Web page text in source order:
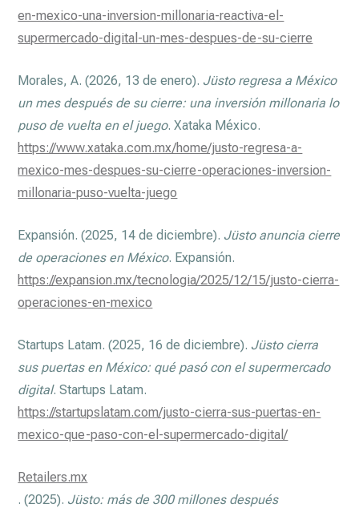
en-mexico-una-inversion-millonaria-reactiva-el-
supermercado-digital-un-mes-despues-de-su-cierre
Morales, A. (2026, 13 de enero). Jüsto regresa a México
un mes después de su cierre: una inversión millonaria lo
puso de vuelta en el juego. Xataka México.
https://www.xataka.com.mx/home/justo-regresa-a-
mexico-mes-despues-su-cierre-operaciones-inversion-
millonaria-puso-vuelta-juego
Expansión. (2025, 14 de diciembre). Jüsto anuncia cierre
de operaciones en México. Expansión.
https://expansion.mx/tecnologia/2025/12/15/justo-cierra-
operaciones-en-mexico
Startups Latam. (2025, 16 de diciembre). Jüsto cierra
sus puertas en México: qué pasó con el supermercado
digital. Startups Latam.
https://startupslatam.com/justo-cierra-sus-puertas-en-
mexico-que-paso-con-el-supermercado-digital/
Retailers.mx
. (2025). Jüsto: más de 300 millones después